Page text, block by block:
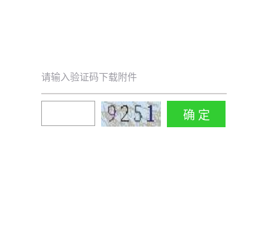
请输入验证码下载附件